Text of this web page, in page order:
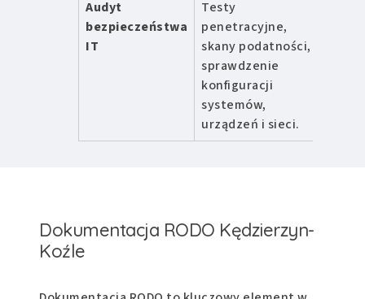
Audyt
bezpieczeństwa
IT
Testy
penetracyjne,
skany podatności,
sprawdzenie
konfiguracji
systemów,
urządzeń i sieci.
Dokumentacja RODO Kędzierzyn-
Koźle